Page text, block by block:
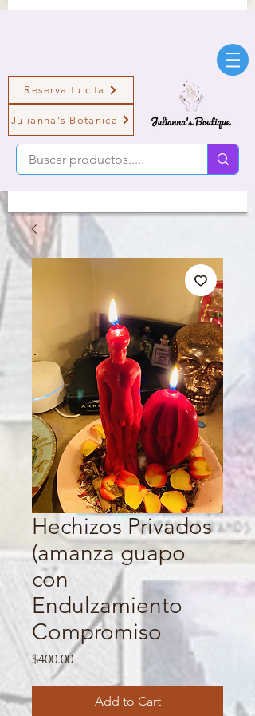
Reserva tu cita
Julianna's Botanica
Hechizos Privados
(amanza guapo
con
Endulzamiento
Compromiso
$400.00Price
Add to Cart